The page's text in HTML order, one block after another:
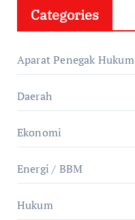
Categories
Aparat Penegak Hukum
Daerah
Ekonomi
Energi / BBM
Hukum